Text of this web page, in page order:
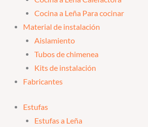
Cocina a Leña Para cocinar
Material de instalación
Aislamiento
Tubos de chimenea
Kits de instalación
Fabricantes
Estufas
Estufas a Leña